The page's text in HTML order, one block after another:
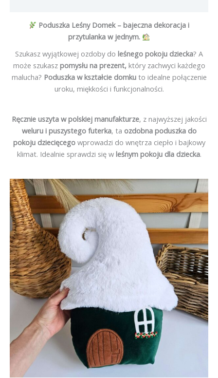
Poduszka Leśny Domek – bajeczna dekoracja i
przytulanka w jednym.
Szukasz wyjątkowej ozdoby do leśnego pokoju dziecka? A
może szukasz pomysłu na prezent, który zachwyci każdego
malucha? Poduszka w kształcie domkuto idealne połączenie
uroku, miękkości i funkcjonalności.
Ręcznie uszyta w polskiej manufakturze, z najwyższej jakości
weluru i puszystego futerka, ta ozdobna poduszka do
pokoju dziecięcegowprowadzi do wnętrza ciepło i bajkowy
klimat. Idealnie sprawdzi się w leśnym pokoju dla dziecka.